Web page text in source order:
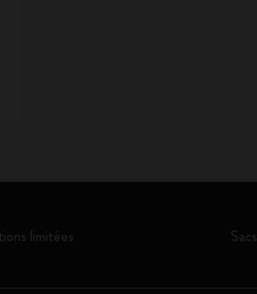
limitées Sacs